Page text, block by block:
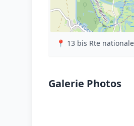
📍 13 bis Rte
Galerie Photos